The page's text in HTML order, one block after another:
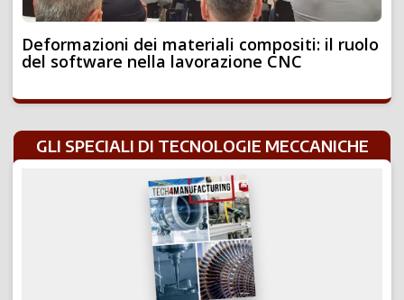
Deformazioni dei materiali compositi: il ruolo
del software nella lavorazione CNC
GLI SPECIALI DI TECNOLOGIE MECCANICHE